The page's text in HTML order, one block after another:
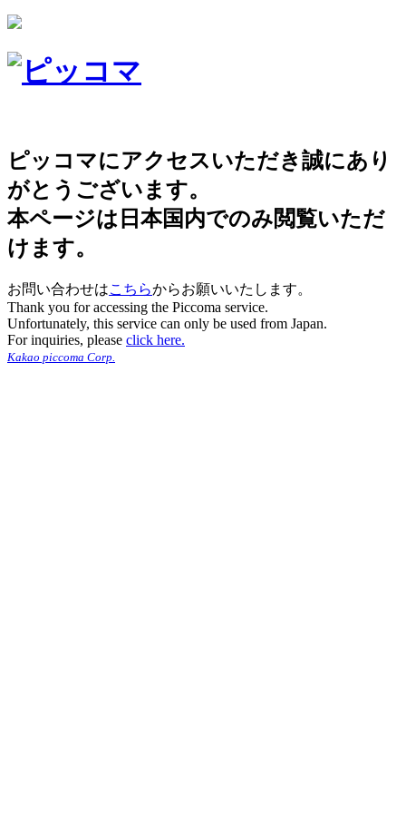
ピッコマにアクセスいただき誠にあり
がとうございます。
本ページは日本国内でのみ閲覧いただ
けます。
お問い合わせはこちらからお願いいたします。
Thank you for accessing the Piccoma service.
Unfortunately, this service can only be used from Japan.
For inquiries, please click here.
Kakao piccoma Corp.